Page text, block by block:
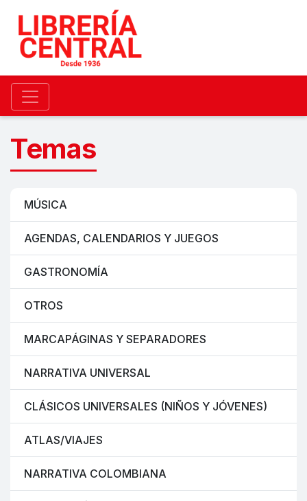
Temas
MÚSICA
AGENDAS, CALENDARIOS Y JUEGOS
GASTRONOMÍA
OTROS
MARCAPÁGINAS Y SEPARADORES
NARRATIVA UNIVERSAL
CLÁSICOS UNIVERSALES (NIÑOS Y JÓVENES)
ATLAS/VIAJES
NARRATIVA COLOMBIANA